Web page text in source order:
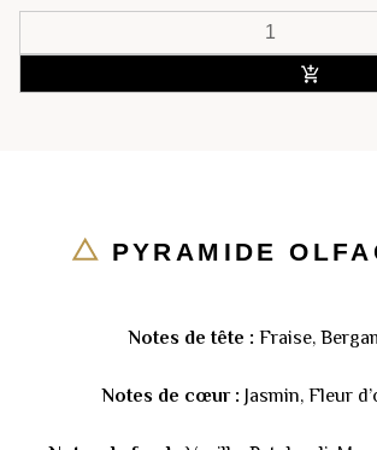
PYRAMIDE
Notes de tête : Fraise,
Notes de cœur : Jasmin, Fleur